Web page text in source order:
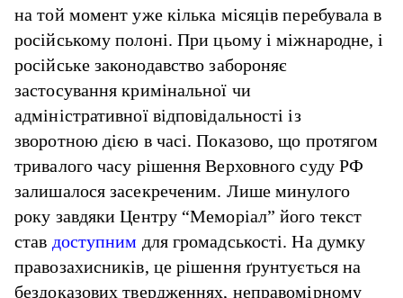
на той момент уже кілька місяців перебувала в
російському полоні. При цьому і міжнародне, і
російське законодавство забороняє
застосування кримінальної чи
адміністративної відповідальності із
зворотною дією в часі. Показово, що протягом
тривалого часу рішення Верховного суду РФ
залишалося засекреченим. Лише минулого
року завдяки Центру “Меморіал” його текст
став доступним для громадськості. На думку
правозахисників, це рішення ґрунтується на
бездоказових твердженнях, неправомірному